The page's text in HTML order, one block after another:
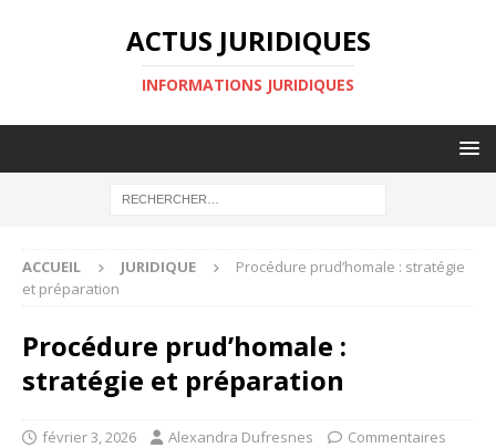
ACTUS JURIDIQUES
INFORMATIONS JURIDIQUES
ACCUEIL JURIDIQUE
Procédure prud’homale : stratégie
et préparation
Procédure prud’homale :
stratégie et préparation
février 3, 2026 Alexandra Dufresnes
Commentaires